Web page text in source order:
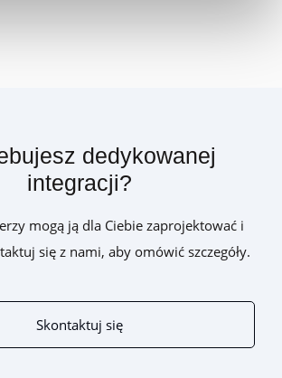
dedykowanej
integracji?
mogą ją dla Ciebie zaprojektować i
się z nami, aby omówić szczegóły.
Skontaktuj się